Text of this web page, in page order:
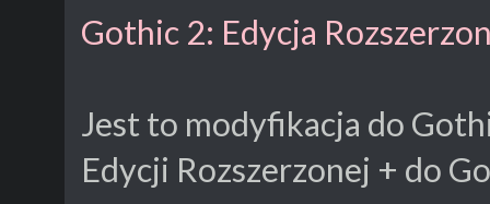
Gothic 2: Edycja
Jest to modyfikacja do
Edycji Rozszerzonej + do